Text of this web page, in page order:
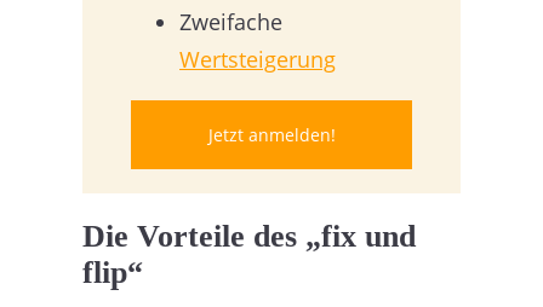
Zweifache
Wertsteigerung
Jetzt anmelden!
Die Vorteile des „fix und
flip“